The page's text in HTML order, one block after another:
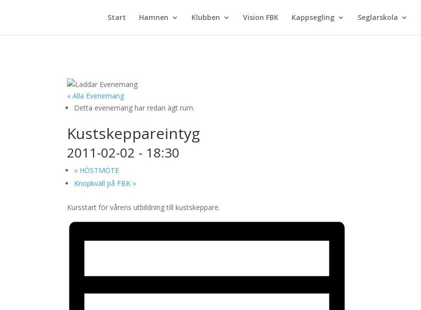
Start Hamnen Klubben Vision FBK Kappsegling Seglarskola
« Alla Evenemang
Detta evenemang har redan ägt rum.
Kustskeppareintyg
2011-02-02 - 18:30
« HÖSTMÖTE
Knopkväll på FBK »
Kursstart för vårens utbildning till kustskeppare.